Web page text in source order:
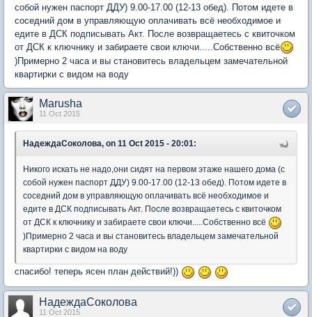
собой нужен паспорт ДДУ) 9.00-17.00 (12-13 обед). Потом идете в
соседний дом в управляющую оплачивать всё необходимое и
едите в ДСК подписывать Акт. После возвращаетесь с квиточком
от ДСК к ключнику и забираете свои ключи.....Собственно всё
)Примерно 2 часа и вы становитесь владельцем замечательной
квартирки с видом на воду
Marusha
11 Oct 2015
НадеждаСоколова, on 11 Oct 2015 - 20:01:
Никого искать не надо,они сидят на первом этаже нашего дома (с
собой нужен паспорт ДДУ) 9.00-17.00 (12-13 обед). Потом идете в
соседний дом в управляющую оплачивать всё необходимое и
едите в ДСК подписывать Акт. После возвращаетесь с квиточком
от ДСК к ключнику и забираете свои ключи.....Собственно всё
)Примерно 2 часа и вы становитесь владельцем замечательной
квартирки с видом на воду
спасибо! теперь ясен план действий!))
НадеждаСоколова
11 Oct 2015